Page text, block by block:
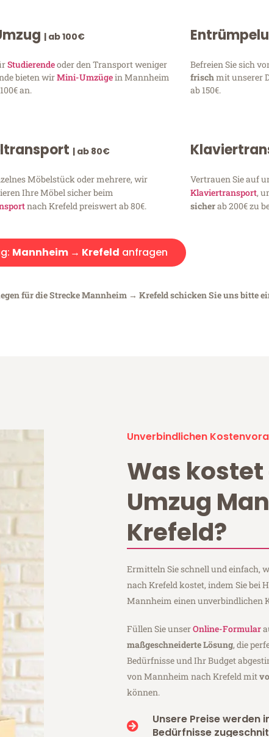
| ab 100€
Studierendeoder den Transport weniger
bieten wirMini-Umzügein Mannheim
an.
Befreien Sie sich
frischmit unserer
ab 150€.
| ab 80€
Möbelstück oder mehrere, wir
Ihre Möbel sicher beim
nach Krefeld preiswert ab 80€.
Vertrauen Sie auf
Klaviertransport,
sicherab 200€ zu
Mannheim → Krefeld anfragen
für die Strecke Mannheim → Krefeld schicken Sie uns bitte
Unverbindlichen
Was kostet
Umzug
Krefeld?
Ermitteln Sie schnell und einfach,
nach Krefeld kostet, indem Sie bei
Mannheim einen unverbindlichen
Füllen Sie unserOnline-Formular
maßgeschneiderte Lösung, die
Bedürfnisse und Ihr Budget
von Mannheim nach Krefeld mit
können.
Unsere Preise werden
Bedürfnisse